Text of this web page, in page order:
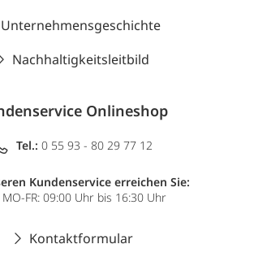
Unternehmensgeschichte
Nachhaltigkeitsleitbild
Onlineshop
Tel.: 0 55 93 - 80 29 77 12
Kundenservice erreichen Sie:
MO-FR: 09:00 Uhr bis 16:30 Uhr
Kontaktformular